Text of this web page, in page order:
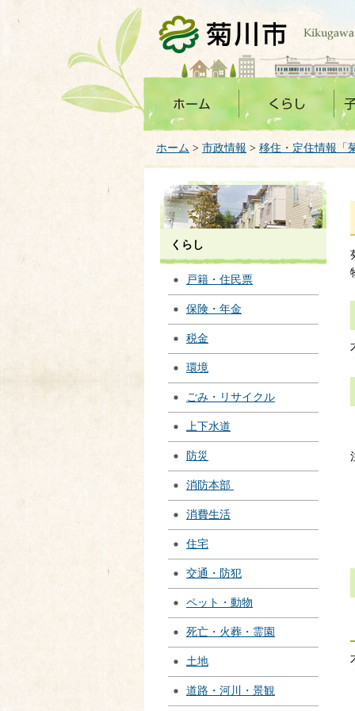
菊川市
ホーム > 市政情報 > 移住・定住情報「
くらし
戸籍・住民票
保険・年金
税金
環境
ごみ・リサイクル
上下水道
防災
消防本部
消費生活
住宅
交通・防犯
ペット・動物
死亡・火葬・霊園
土地
道路・河川・景観